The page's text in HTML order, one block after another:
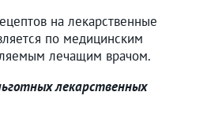
на лекарственные
по медицинским
лечащим врачом.
лекарственных